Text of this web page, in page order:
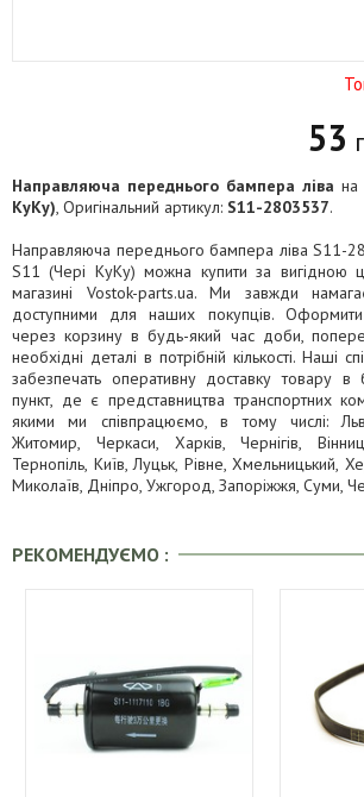
53
Направляюча переднього бампера ліва на
КуКу), Оригінальний артикул: S11-2803537.
Направляюча переднього бампера ліва S11-
S11 (Чері КуКу) можна купити за вигідною
магазині Vostok-parts.ua. Ми завжди
доступними для наших покупців.
через корзину в будь-який час доби,
необхідні деталі в потрібній кількості. Наші
забезпечать оперативну доставку товару в
пункт, де є представництва транспортних
якими ми співпрацюємо, в тому числі:
Житомир, Черкаси, Харків, Чернігів,
Тернопіль, Київ, Луцьк, Рівне, Хмельницький,
Миколаїв, Дніпро, Ужгород, Запоріжжя, Суми,
РЕКОМЕНДУЄМО :